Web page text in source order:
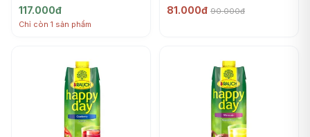
Immun Plus Fruit Juice (1L)
- RAUCH
117.000đ
Chỉ còn 1 sản phẩm
RAUCH
81.000đ 90.000đ